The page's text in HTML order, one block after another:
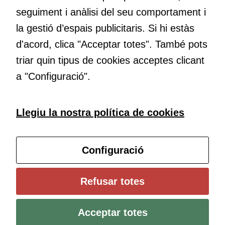
Educació
transformació. Volem contribuir a millorar-la impulsant
metodologies docents actives i ambients d’aprenentatge
dinàmics.
Subscriu-te al butlletí
Configura les cookies
Universitat de Girona
Política de cookies
Avís legal i protecció de dades Contacte
seguiment i anàlisi del seu comportament i
la gestió d’espais publicitaris. Si hi estàs
d'acord, clica "Acceptar totes". També pots
triar quin tipus de cookies acceptes clicant
a "Configuració".
Llegiu la nostra política de cookies
Configuració
Refusar totes
Acceptar totes
algunes
funcionalitats
del lloc web.
Per a oferir
continguts
amb els
interessos de
l'usuari, bé
directament,
bé per mitjà
de tercers